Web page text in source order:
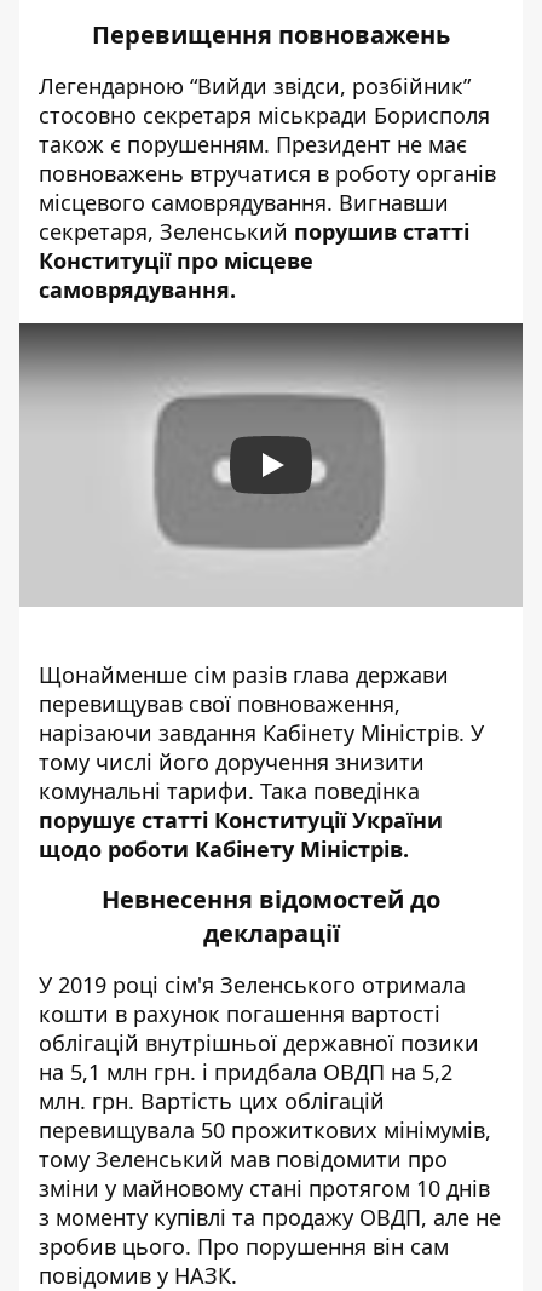
Перевищення повноважень
Легендарною “Вийди звідси, розбійник”
стосовно секретаря міськради Борисполя
також є порушенням. Президент не має
повноважень втручатися в роботу органів
місцевого самоврядування. Вигнавши
секретаря, Зеленський порушив статті
Конституції про місцеве
самоврядування.
Play
Щонайменше сім разів глава держави
перевищував свої повноваження,
нарізаючи завдання Кабінету Міністрів. У
тому числі його доручення знизити
комунальні тарифи. Така поведінка
порушує статті Конституції України
щодо роботи Кабінету Міністрів.
Невнесення відомостей до
декларації
У 2019 році сім'я Зеленського отримала
кошти в рахунок погашення вартості
облігацій внутрішньої державної позики
на 5,1 млн грн. і придбала ОВДП на 5,2
млн. грн. Вартість цих облігацій
перевищувала 50 прожиткових мінімумів,
тому Зеленський мав повідомити про
зміни у майновому стані протягом 10 днів
з моменту купівлі та продажу ОВДП, але не
зробив цього. Про порушення він сам
повідомив у НАЗК.